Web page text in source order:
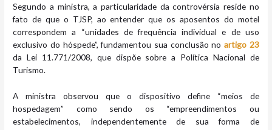
Segundo a ministra, a particularidade da controvérsia reside no
fato de que o TJSP, ao entender que os aposentos do motel
correspondem a “unidades de frequência individual e de uso
exclusivo do hóspede”, fundamentou sua conclusão noartigo 23
da Lei 11.771/2008, que dispõe sobre a Política Nacional de
Turismo.
A ministra observou que o dispositivo define “meios de
hospedagem” como sendo os “empreendimentos ou
estabelecimentos, independentemente de sua forma de